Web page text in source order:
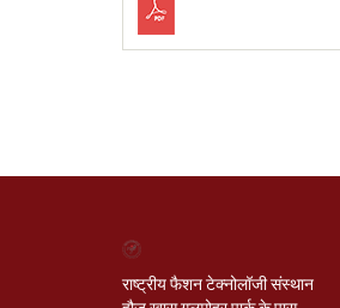
राष्ट्रीय फैशन टेक्नोलॉजी संस्थान